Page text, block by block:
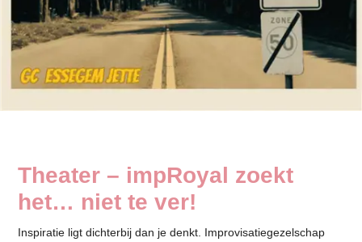
Theater – impRoyal zoekt
het… niet te ver!
Inspiratie ligt dichterbij dan je denkt. Improvisatiegezelschap